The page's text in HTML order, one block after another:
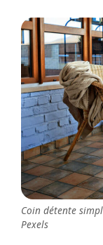
Coin détente
Pexels